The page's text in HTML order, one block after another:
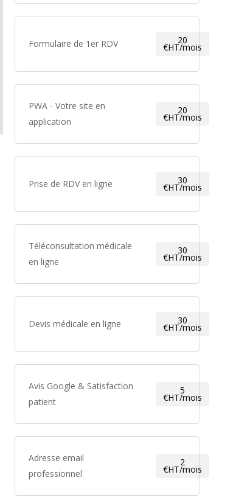
Formulaire de 1er RDV 20
€HT/mois
PWA - Votre site en
application
20
€HT/mois
Prise de RDV en ligne 30
€HT/mois
Téléconsultation médicale
en ligne
30
€HT/mois
Devis médicale en ligne 30
€HT/mois
Avis Google & Satisfaction
patient
5
€HT/mois
Adresse email
professionnel
2
€HT/mois